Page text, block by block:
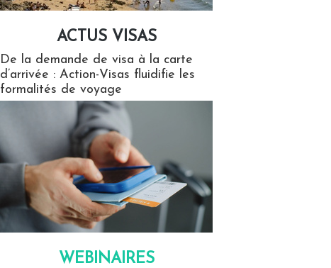
ACTUS VISAS
De la demande de visa à la carte
d’arrivée : Action-Visas fluidifie les
formalités de voyage
WEBINAIRES